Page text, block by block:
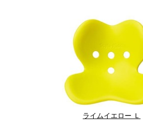
ライムイエロー Ｌ